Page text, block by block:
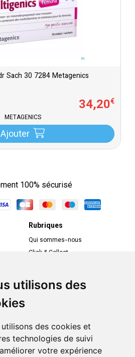
utilisons des
utilisons des cookies et
technologies de suivi
votre expérience
Sach 30 7284 Metagenics
34,20€
METAGENICS
Ajouter
100% sécurisé
Rubriques
Qui sommes-nous
Click & Collect
Compte professionnel
Envoi d’ordonnance
Suivez-nous